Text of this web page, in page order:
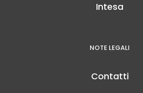
Intesa
NOTE LEGALI
Contatti